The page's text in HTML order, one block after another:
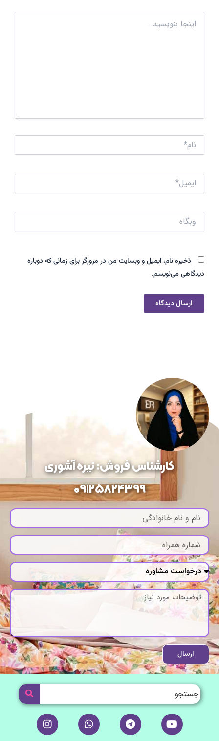
اینجا
بنویسید…
نام*
ایمیل*
وبگاه
ذخیره نام، ایمیل و وبسایت من در مرورگر برای زمانی که دوباره
دیدگاهی می‌نویسم.
کارشناس فروش: نیره آشوری
09125824399
ارسال
Y
o
u
T
e
l
W
h
a
I
n
s